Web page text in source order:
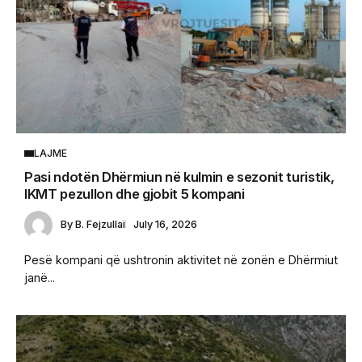
LAJME
Pasi ndotën Dhërmiun në kulmin e sezonit turistik,
IKMT pezullon dhe gjobit 5 kompani
By B. Fejzullai July 16, 2026
Pesë kompani që ushtronin aktivitet në zonën e Dhërmiut
janë...